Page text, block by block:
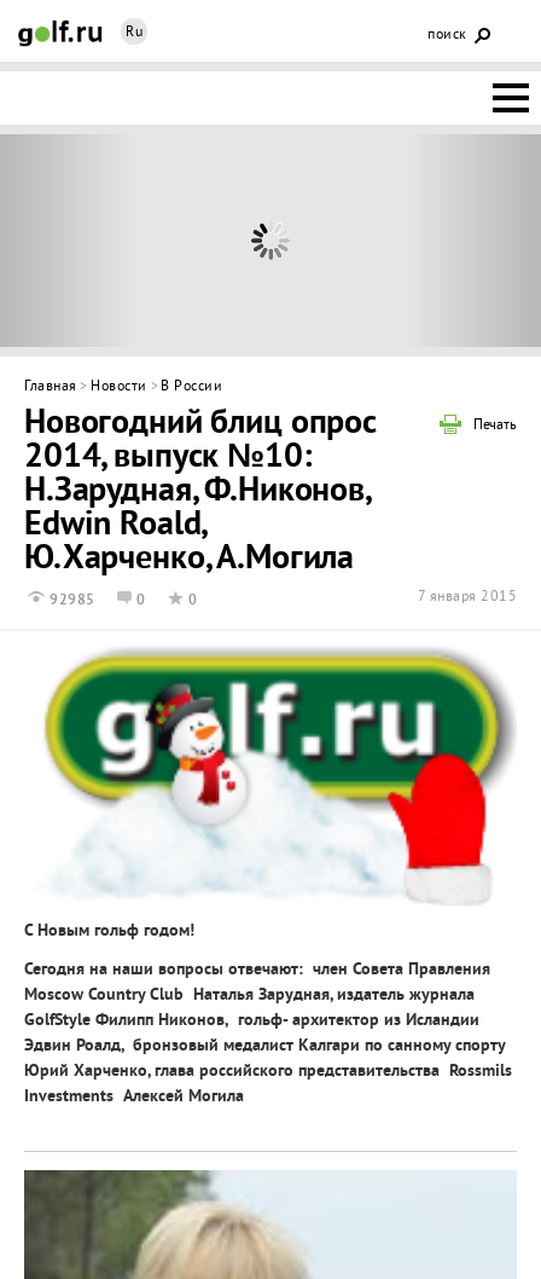
Ru поиск
ГОЛЬФ-
ИНТЕРАКТИВ
НЕДВИЖИМОСТЬ
Главная > Новости > В России
Печать
Новогодний блиц опрос
2014, выпуск №10:
Н.Зарудная, Ф.Никонов,
Edwin Roald,
Ю.Харченко, А.Могила
92985 0 0 7 января 2015
С Новым гольф годом!
Сегодня на наши вопросы отвечают: член Совета Правления
Moscow Country Club Наталья Зарудная, издатель журнала
GolfStyle Филипп Никонов, гольф- архитектор из Исландии
Эдвин Роалд, бронзовый медалист Калгари по санному спорту
Юрий Харченко, глава российского представительства Rossmils
Investments Алексей Могила